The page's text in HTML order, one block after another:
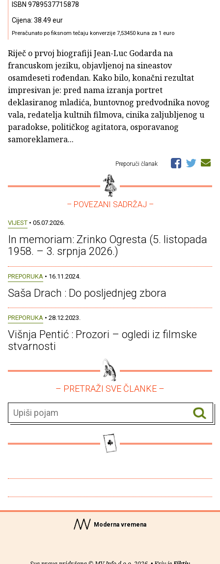
ISBN 9789537715878
Cijena: 38.49 eur
Preračunato po fiksnom tečaju konverzije 7,53450 kuna za 1 euro
Riječ o prvoj biografiji Jean-Luc Godarda na
francuskom jeziku, objavljenoj na sineastov
osamdeseti rođendan. Kako bilo, konačni rezultat
impresivan je: pred nama izranja portret
deklasiranog mladića, buntovnog predvodnika novog
vala, redatelja kultnih filmova, cinika zaljubljenog u
paradokse, političkog agitatora, osporavanog
samoreklamera...
Preporuči članak
– POVEZANI SADRŽAJ –
VIJEST • 05.07.2026.
In memoriam: Zrinko Ogresta (5. listopada
1958. – 3. srpnja 2026.)
PREPORUKA • 16.11.2024.
Saša Drach : Do posljednjeg zbora
PREPORUKA • 28.12.2023.
Višnja Pentić : Prozori – ogledi iz filmske
stvarnosti
– PRETRAŽI SVE ČLANKE –
Moderna vremena